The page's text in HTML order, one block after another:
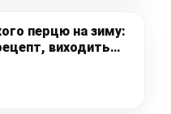
перцю на зиму:
виходить